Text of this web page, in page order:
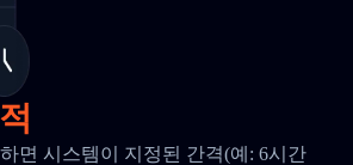
면 시스템이 지정된 간격(예: 6시간